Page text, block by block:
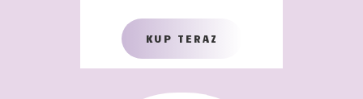
KUP TERAZ